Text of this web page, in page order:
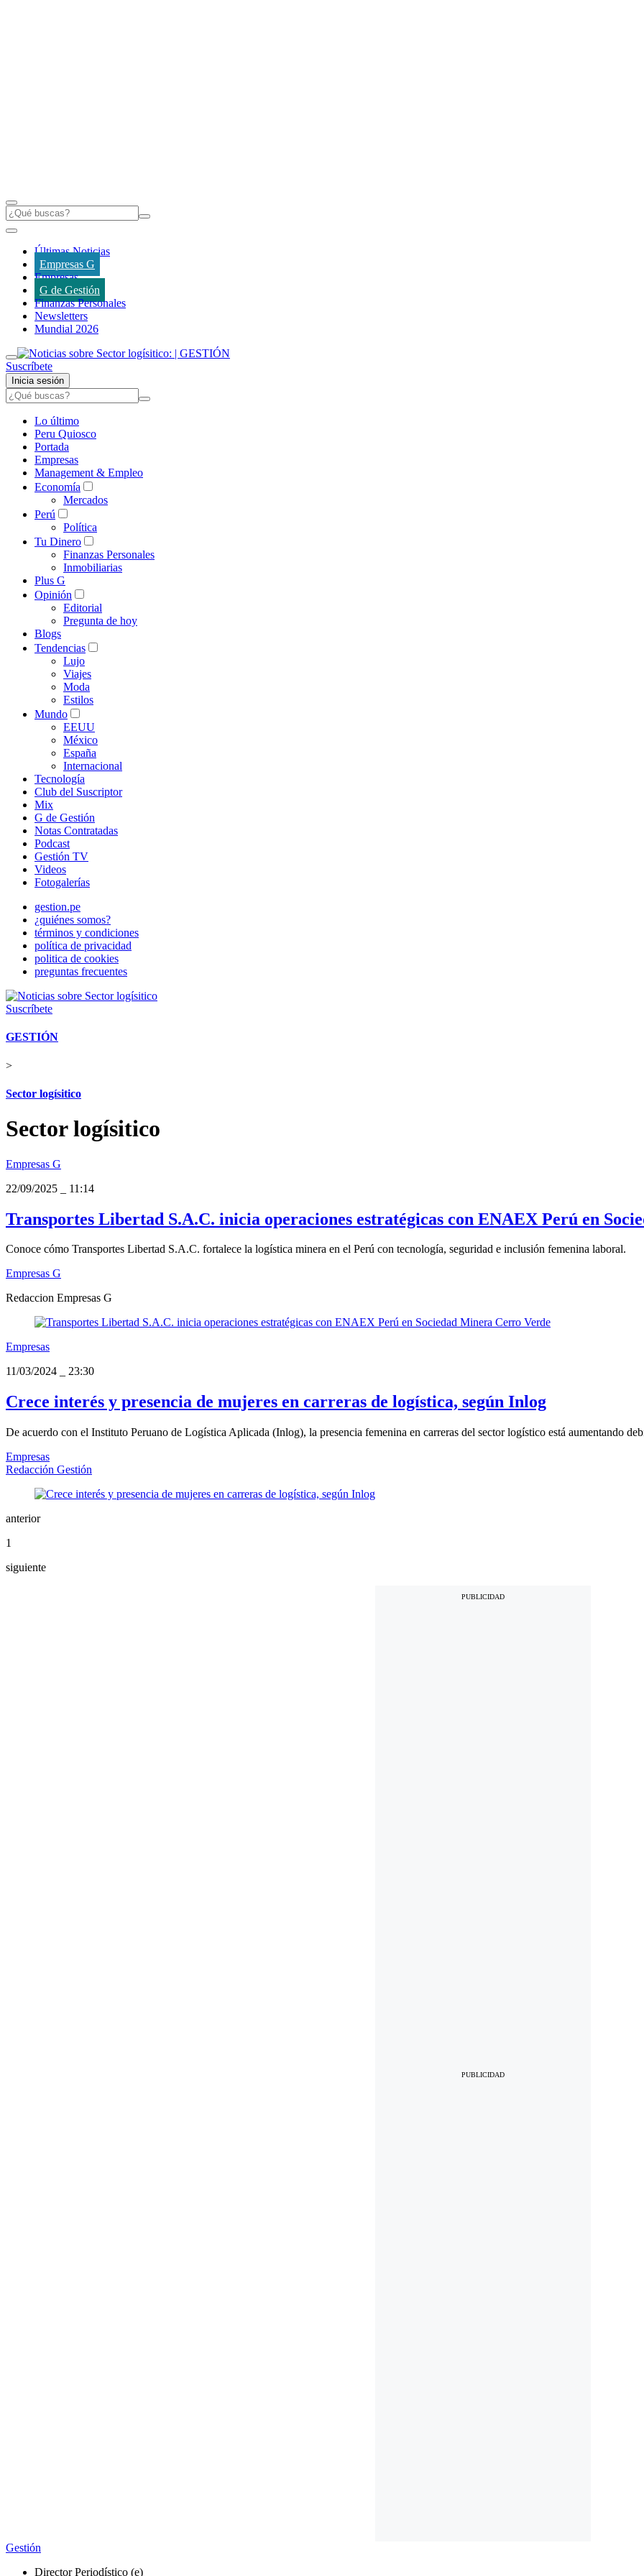
Últimas Noticias
Empresas G
Empresas
G de Gestión
Finanzas Personales
Newsletters
Mundial 2026
Suscríbete
Inicia sesión
Lo último
Peru Quiosco
Portada
Empresas
Management & Empleo
Economía
Mercados
Perú
Política
Tu Dinero
Finanzas Personales
Inmobiliarias
Plus G
Opinión
Editorial
Pregunta de hoy
Blogs
Tendencias
Lujo
Viajes
Moda
Estilos
Mundo
EEUU
México
España
Internacional
Tecnología
Club del Suscriptor
Mix
G de Gestión
Notas Contratadas
Podcast
Gestión TV
Videos
Fotogalerías
gestion.pe
¿quiénes somos?
términos y condiciones
política de privacidad
politica de cookies
preguntas frecuentes
Suscríbete
GESTIÓN
>
Sector logísitico
Sector logísitico
Empresas G
22/09/2025
11:14
Transportes Libertad S.A.C. inicia operaciones estratégicas con ENAEX Perú en
Conoce cómo Transportes Libertad S.A.C. fortalece la logística minera en el Perú con tecnología, seguridad e inclusión femenina laboral.
Empresas G
Redaccion Empresas G
Empresas
11/03/2024
23:30
Crece interés y presencia de mujeres en carreras de logística, según Inlog
De acuerdo con el Instituto Peruano de Logística Aplicada (Inlog), la presencia femenina en carreras del sector logístico está aumentando
Empresas
Redacción Gestión
anterior
1
siguiente
Gestión
Director Periodístico (e)